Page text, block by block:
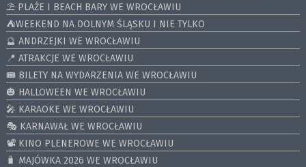
⛱️ PLAŻE I BEACH BARY WE WROCŁAWIU
⛺️WEEKEND NA DOLNYM ŚLĄSKU I NIE TYLKO
🔮 ANDRZEJKI WE WROCŁAWIU
📍 ATRAKCJE WE WROCŁAWIU
🎟️ BILETY NA WYDARZENIA WE WROCŁAWIU
🎃 HALLOWEEN WE WROCŁAWIU
🎤 KARAOKE WE WROCŁAWIU
🎭 KARNAWAŁ WE WROCŁAWIU
📽️ KINO PLENEROWE WE WROCŁAWIU
🧳 MAJÓWKA 2026 WE WROCŁAWIU